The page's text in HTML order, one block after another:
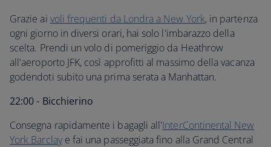
Grazie ai voli frequenti da Londra a New York, in partenza
ogni giorno in diversi orari, hai solo l'imbarazzo della
scelta. Prendi un volo di pomeriggio da Heathrow
all'aeroporto JFK, così approfitti al massimo della vacanza
godendoti subito una prima serata a Manhattan.
22:00 - Bicchierino
Consegna rapidamente i bagagli all'InterContinental New
York Barclaye fai una passeggiata fino alla Grand Central